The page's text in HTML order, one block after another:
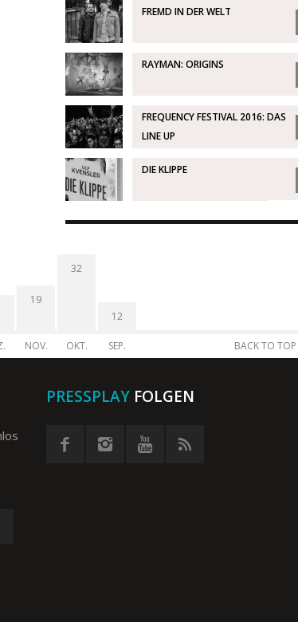
FREMD IN DER WELT
RAYMAN: ORIGINS
FREQUENCY FESTIVAL 2016: DAS
LINE UP
DIE KLIPPE
19
NOV.
32
OKT.
12
SEP. BACK TO TOP
PRESSPLAYFOLGEN